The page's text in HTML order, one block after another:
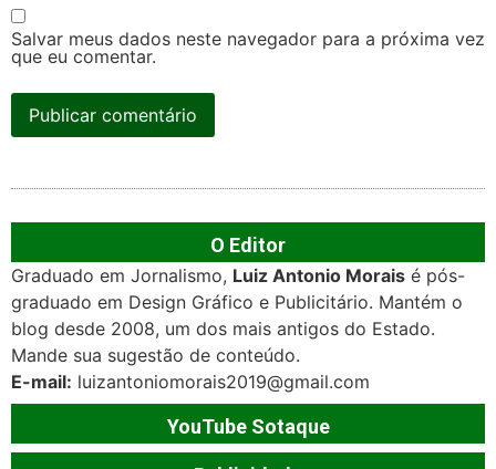
Salvar meus dados neste navegador para a próxima vez
que eu comentar.
O Editor
Graduado em Jornalismo, Luiz Antonio Morais é pós-
graduado em Design Gráfico e Publicitário. Mantém o
blog desde 2008, um dos mais antigos do Estado.
Mande sua sugestão de conteúdo.
E-mail: luizantoniomorais2019@gmail.com
YouTube Sotaque